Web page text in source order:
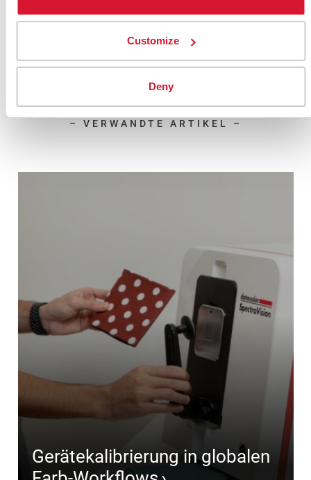
Customize
Deny
– VERWANDTE ARTIKEL –
Gerätekalibrierung in globalen